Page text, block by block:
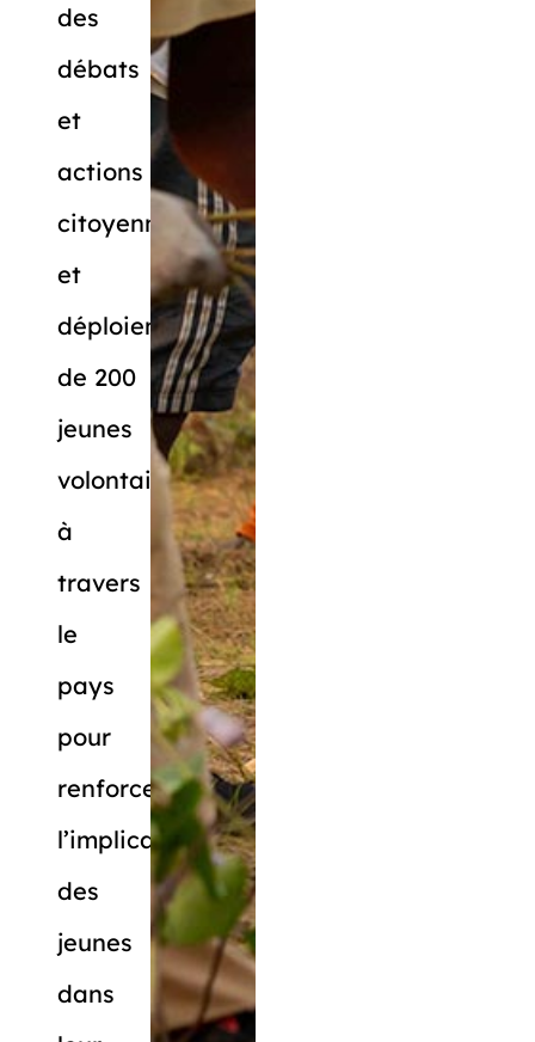
des
débats
et
actions
citoyennes,
et
déploiement
de 200
jeunes
volontaires
à
travers
le
pays
pour
renforcer
l’implication
des
jeunes
dans